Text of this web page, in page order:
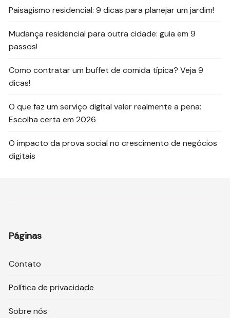
Paisagismo residencial: 9 dicas para planejar um jardim!
Mudança residencial para outra cidade: guia em 9
passos!
Como contratar um buffet de comida típica? Veja 9
dicas!
O que faz um serviço digital valer realmente a pena:
Escolha certa em 2026
O impacto da prova social no crescimento de negócios
digitais
Páginas
Contato
Política de privacidade
Sobre nós